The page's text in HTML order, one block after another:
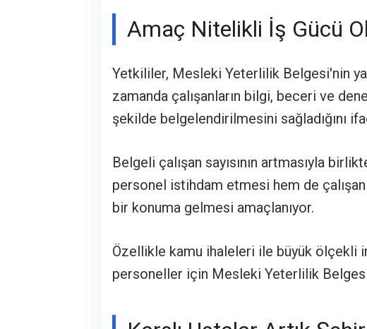
Amaç Nitelikli İş Gücü
Yetkililer, Mesleki Yeterlilik Belgesi'nin
zamanda çalışanların bilgi, beceri ve
şekilde belgelendirilmesini sağladığını
Belgeli çalışan sayısının artmasıyla
personel istihdam etmesi hem de
bir konuma gelmesi amaçlanıyor.
Özellikle kamu ihaleleri ile büyük ölçekli
personeller için Mesleki Yeterlilik